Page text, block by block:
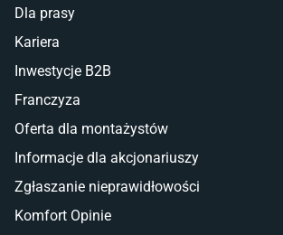
Dla prasy
Kariera
Inwestycje B2B
Franczyza
Oferta dla montażystów
Informacje dla akcjonariuszy
Zgłaszanie nieprawidłowości
Komfort Opinie